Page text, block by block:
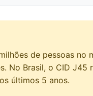
de pessoas no
No Brasil, o CID
últimos 5 anos.